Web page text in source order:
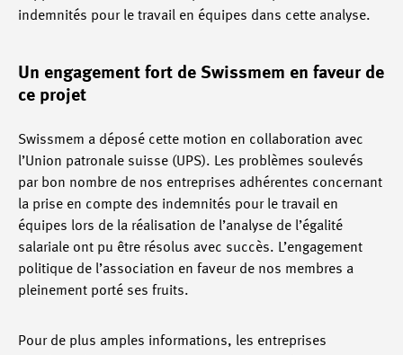
indemnités pour le travail en équipes dans cette analyse.
Un engagement fort de Swissmem en faveur de
ce projet
Swissmem a déposé cette motion en collaboration avec
l’Union patronale suisse (UPS). Les problèmes soulevés
par bon nombre de nos entreprises adhérentes concernant
la prise en compte des indemnités pour le travail en
équipes lors de la réalisation de l’analyse de l’égalité
salariale ont pu être résolus avec succès. L’engagement
politique de l’association en faveur de nos membres a
pleinement porté ses fruits.
Pour de plus amples informations, les entreprises